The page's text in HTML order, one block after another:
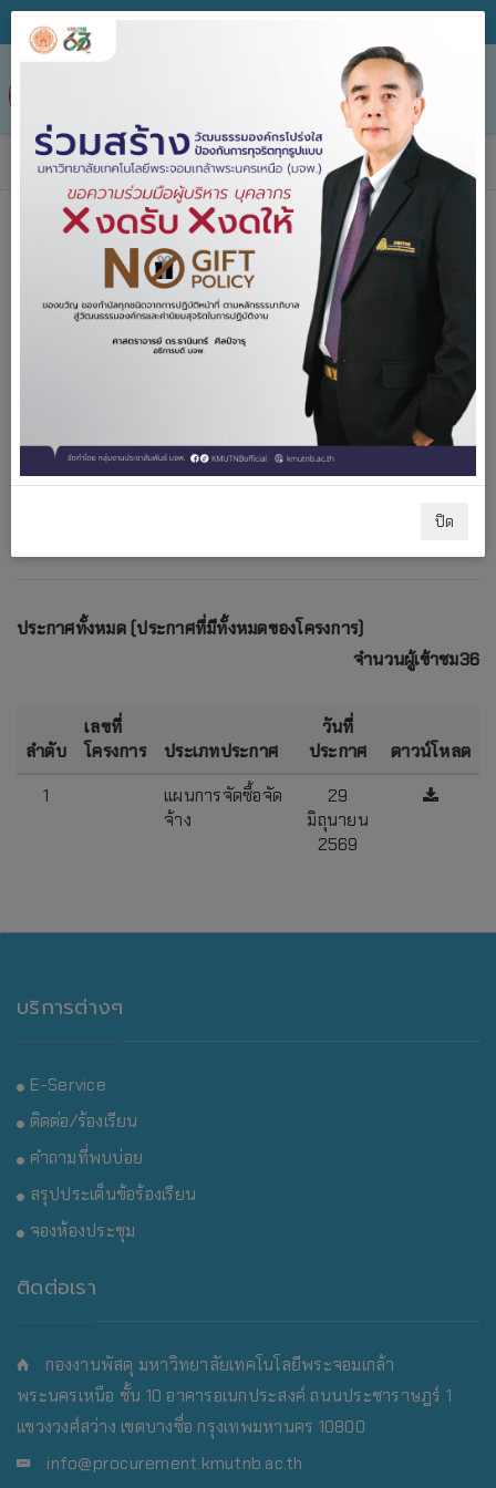
ข่าวประกาศจัดซื้อจัดจ้าง
ชื่อโครงการ
ประกาศทั้งหมด (ประกาศที่มีทั้งหมดของโครงการ)
จำนวนผู้เข้าชม36
ลำดับ
เลขที่
โครงการ
ประเภทประกาศ
วันที่
ประกาศ
ดาวน์โหลด
1
แผนการจัดซื้อจัด
จ้าง
29
มิถุนายน
2569
บริการต่างๆ
E-Service
ติดต่อ/ร้องเรียน
คำถามที่พบบ่อย
สรุปประเด็นข้อร้องเรียน
จองห้องประชุม
ติดต่อเรา
กองงานพัสดุ มหาวิทยาลัยเทคโนโลยีพระจอมเกล้า
พระนครเหนือ ชั้น 10 อาคารอเนกประสงค์ ถนนประชาราษฎร์ 1
แขวงวงศ์สว่าง เขตบางซื่อ กรุงเทพมหานคร 10800
info@procurement.kmutnb.ac.th
ปิด